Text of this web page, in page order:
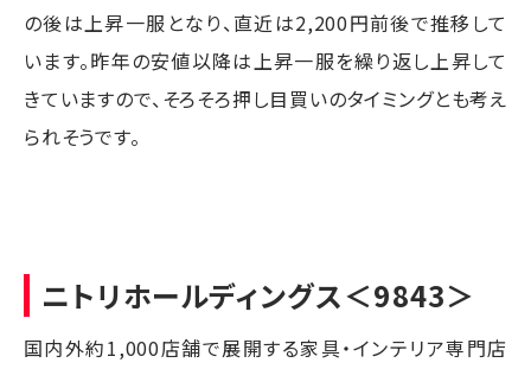
の後は上昇一服となり、直近は2,200円前後で推移して
います。昨年の安値以降は上昇一服を繰り返し上昇して
きていますので、そろそろ押し目買いのタイミングとも考え
られそうです。
ニトリホールディングス＜9843＞
国内外約1,000店舗で展開する家具・インテリア専門店